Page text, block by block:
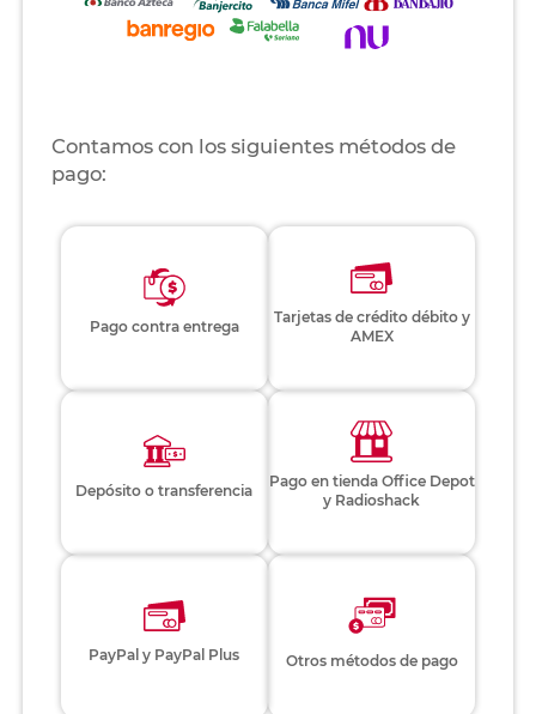
Contamos con los siguientes métodos de
pago:
Pago contra entrega
Tarjetas de crédito débito y
AMEX
Depósito o transferencia
Pago en tienda Office Depot
y Radioshack
PayPal y PayPal Plus Otros métodos de pago